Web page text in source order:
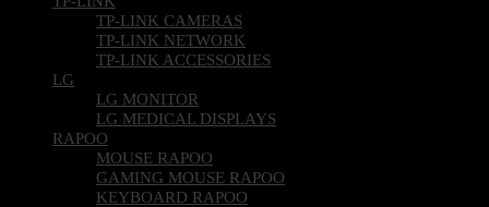
TP-LINK CAMERAS
TP-LINK NETWORK
TP-LINK ACCESSORIES
LG
LG MONITOR
LG MEDICAL DISPLAYS
RAPOO
MOUSE RAPOO
GAMING MOUSE RAPOO
KEYBOARD RAPOO